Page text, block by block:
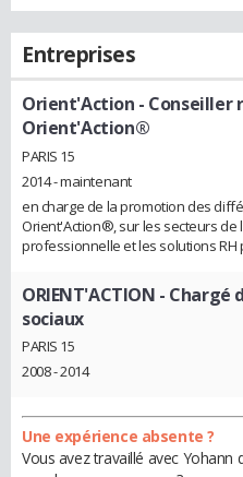
Entreprises
Orient'Action - Conseiller
Orient'Action®
PARIS 15
2014 - maintenant
en charge de la promotion des
Orient'Action®, sur les secteurs
professionnelle et les solutions
ORIENT'ACTION - Chargé
sociaux
PARIS 15
2008 - 2014
Une expérience absente ?
Vous avez travaillé avec